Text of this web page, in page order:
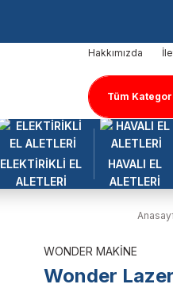
Hakkımızda
ELEKTİRİKLİ EL
ALETLERİ
HAVALI EL
ALETLERİ
WONDER MAKİNE
Wonder